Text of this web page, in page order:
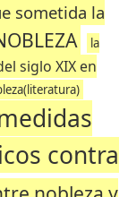
sometida la
la
siglo XIX en
contra